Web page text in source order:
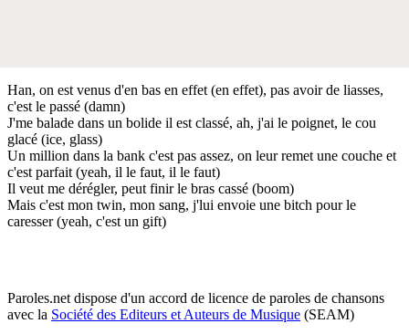
Han, on est venus d'en bas en effet (en effet), pas avoir de liasses,
c'est le passé (damn)
J'me balade dans un bolide il est classé, ah, j'ai le poignet, le cou
glacé (ice, glass)
Un million dans la bank c'est pas assez, on leur remet une couche et
c'est parfait (yeah, il le faut, il le faut)
Il veut me dérégler, peut finir le bras cassé (boom)
Mais c'est mon twin, mon sang, j'lui envoie une bitch pour le
caresser (yeah, c'est un gift)
Paroles.net dispose d'un accord de licence de paroles de chansons
avec la Société des Editeurs et Auteurs de Musique (SEAM)